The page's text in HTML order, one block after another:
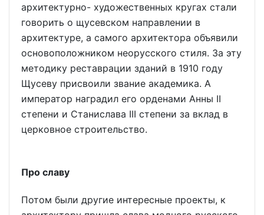
архитектурно- художественных кругах стали
говорить о щусевском направлении в
архитектуре, а самого архитектора объявили
основоположником неорусского стиля. За эту
методику реставрации зданий в 1910 году
Щусеву присвоили звание академика. А
император наградил его орденами Анны II
степени и Станислава III степени за вклад в
церковное строительство.
Про славу
Потом были другие интересные проекты, к